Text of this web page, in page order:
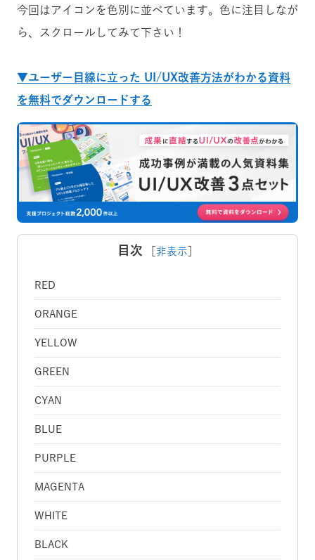
今回はアイコンを色別に並べています。色に注目しなが
ら、スクロールしてみて下さい！
▼ユーザー目線に立った UI/UX改善方法がわかる資料
を無料でダウンロードする
目次 非表示
RED
ORANGE
YELLOW
GREEN
CYAN
BLUE
PURPLE
MAGENTA
WHITE
BLACK